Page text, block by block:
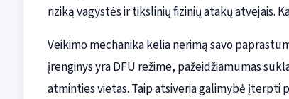
riziką vagystės ir tikslinių fizinių atakų atvejais.
Veikimo mechanika kelia nerimą savo
įrenginys yra DFU režime, pažeidžiamumas
atminties vietas. Taip atsiveria galimybė įterpti